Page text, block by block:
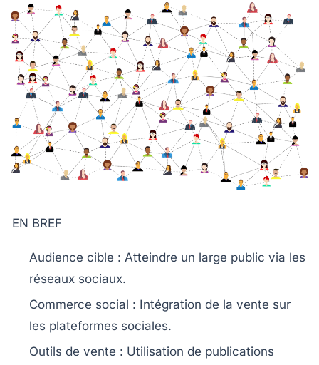
EN BREF
Audience cible : Atteindre un large public via les
réseaux sociaux.
Commerce social : Intégration de la vente sur
les plateformes sociales.
Outils de vente : Utilisation de publications